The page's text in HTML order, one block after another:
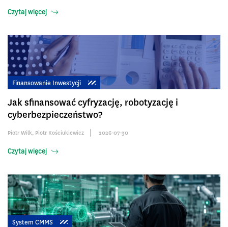
Czytaj więcej
Finansowanie Inwestycji
Jak sfinansować cyfryzację, robotyzację i
cyberbezpieczeństwo?
Piotr Wilk, Piotr Kościukiewicz 2026-07-30
Czytaj więcej
System CMMS